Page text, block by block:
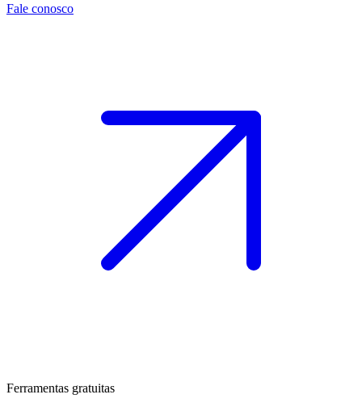
Fale conosco
Ferramentas gratuitas